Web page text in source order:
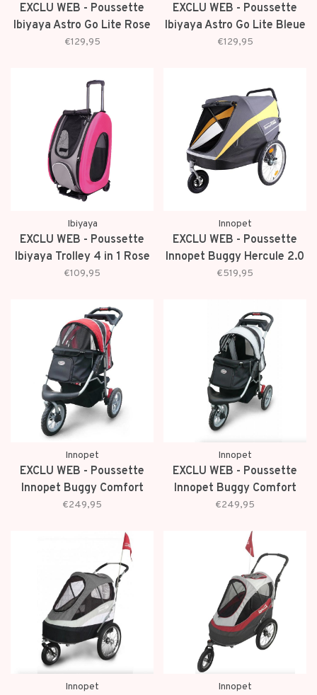
EXCLU WEB - Poussette
Ibiyaya Astro Go Lite Rose
€129,95
EXCLU WEB - Poussette
Ibiyaya Astro Go Lite Bleue
€129,95
Ibiyaya
EXCLU WEB - Poussette
Ibiyaya Trolley 4 in 1 Rose
€109,95
Innopet
EXCLU WEB - Poussette
Innopet Buggy Hercule 2.0
€519,95
Innopet
EXCLU WEB - Poussette
Innopet Buggy Comfort
EFA Rouge/Noir
€249,95
Innopet
EXCLU WEB - Poussette
Innopet Buggy Comfort
EFA Noir/Argenté
€249,95
Innopet Innopet